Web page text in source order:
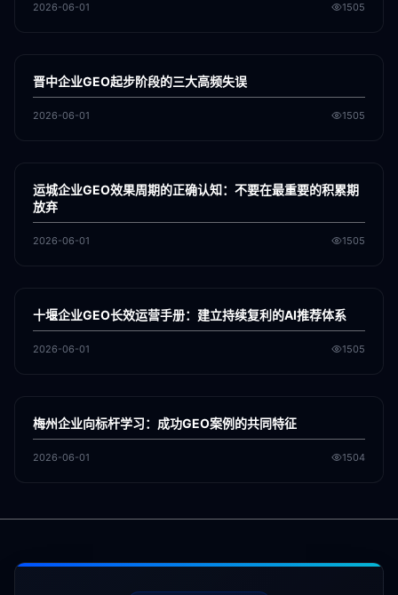
2026-06-01 1505
GEO
晋中企业GEO起步阶段的三大高频失误
2026-06-01 1505
GEO
运城企业GEO效果周期的正确认知：不要在最重要的积累期
放弃
2026-06-01 1505
GEO
十堰企业GEO长效运营手册：建立持续复利的AI推荐体系
2026-06-01 1505
GEO
梅州企业向标杆学习：成功GEO案例的共同特征
2026-06-01 1504